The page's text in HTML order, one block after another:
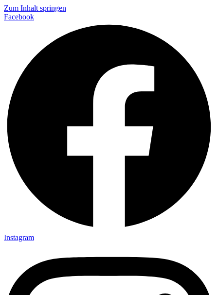
Zum Inhalt springen
Facebook
Instagram